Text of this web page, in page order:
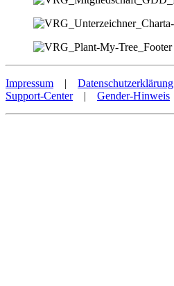
Impressum | Datenschutzerklärung
Support-Center| Gender-Hinweis